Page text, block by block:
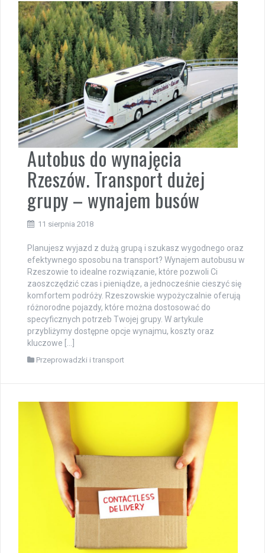
Autobus do wynajęcia
Rzeszów. Transport dużej
grupy – wynajem busów
11 sierpnia 2018
Planujesz wyjazd z dużą grupą i szukasz wygodnego oraz
efektywnego sposobu na transport? Wynajem autobusu w
Rzeszowie to idealne rozwiązanie, które pozwoli Ci
zaoszczędzić czas i pieniądze, a jednocześnie cieszyć się
komfortem podróży. Rzeszowskie wypożyczalnie oferują
różnorodne pojazdy, które można dostosować do
specyficznych potrzeb Twojej grupy. W artykule
przybliżymy dostępne opcje wynajmu, koszty oraz
kluczowe […]
Przeprowadzki i transport